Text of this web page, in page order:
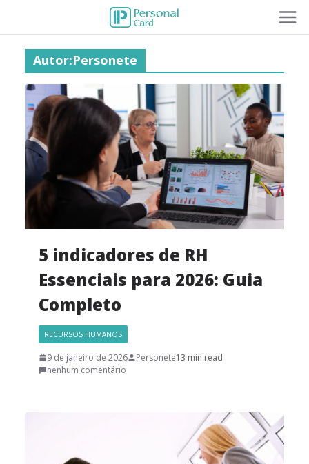
Autor:Personete
5 indicadores de RH
Essenciais para 2026: Guia
Completo
RECURSOS HUMANOS
9 de janeiro de 2026 Personete13 min read
nenhum comentário